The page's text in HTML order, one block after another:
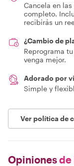
Cancela en
completo.
recibirás un
¿Cambio de
Reprograma
venga mejor.
Adorado por
Simple y
Ver política de
Opinionesde